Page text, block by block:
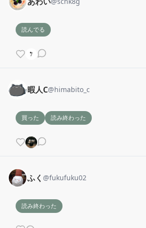
読んでる
暇人C@himabito_c
買った 読み終わった
ふく @fukufuku02
読み終わった